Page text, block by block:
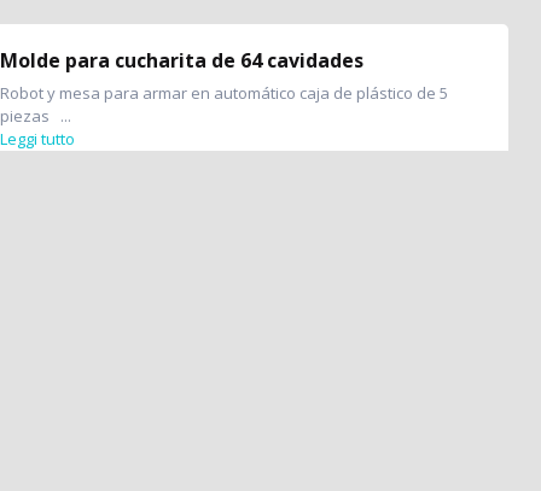
Molde para cucharita de 64 cavidades
Robot y mesa para armar en automático caja de plástico de 5
piezas ...
Leggi tutto